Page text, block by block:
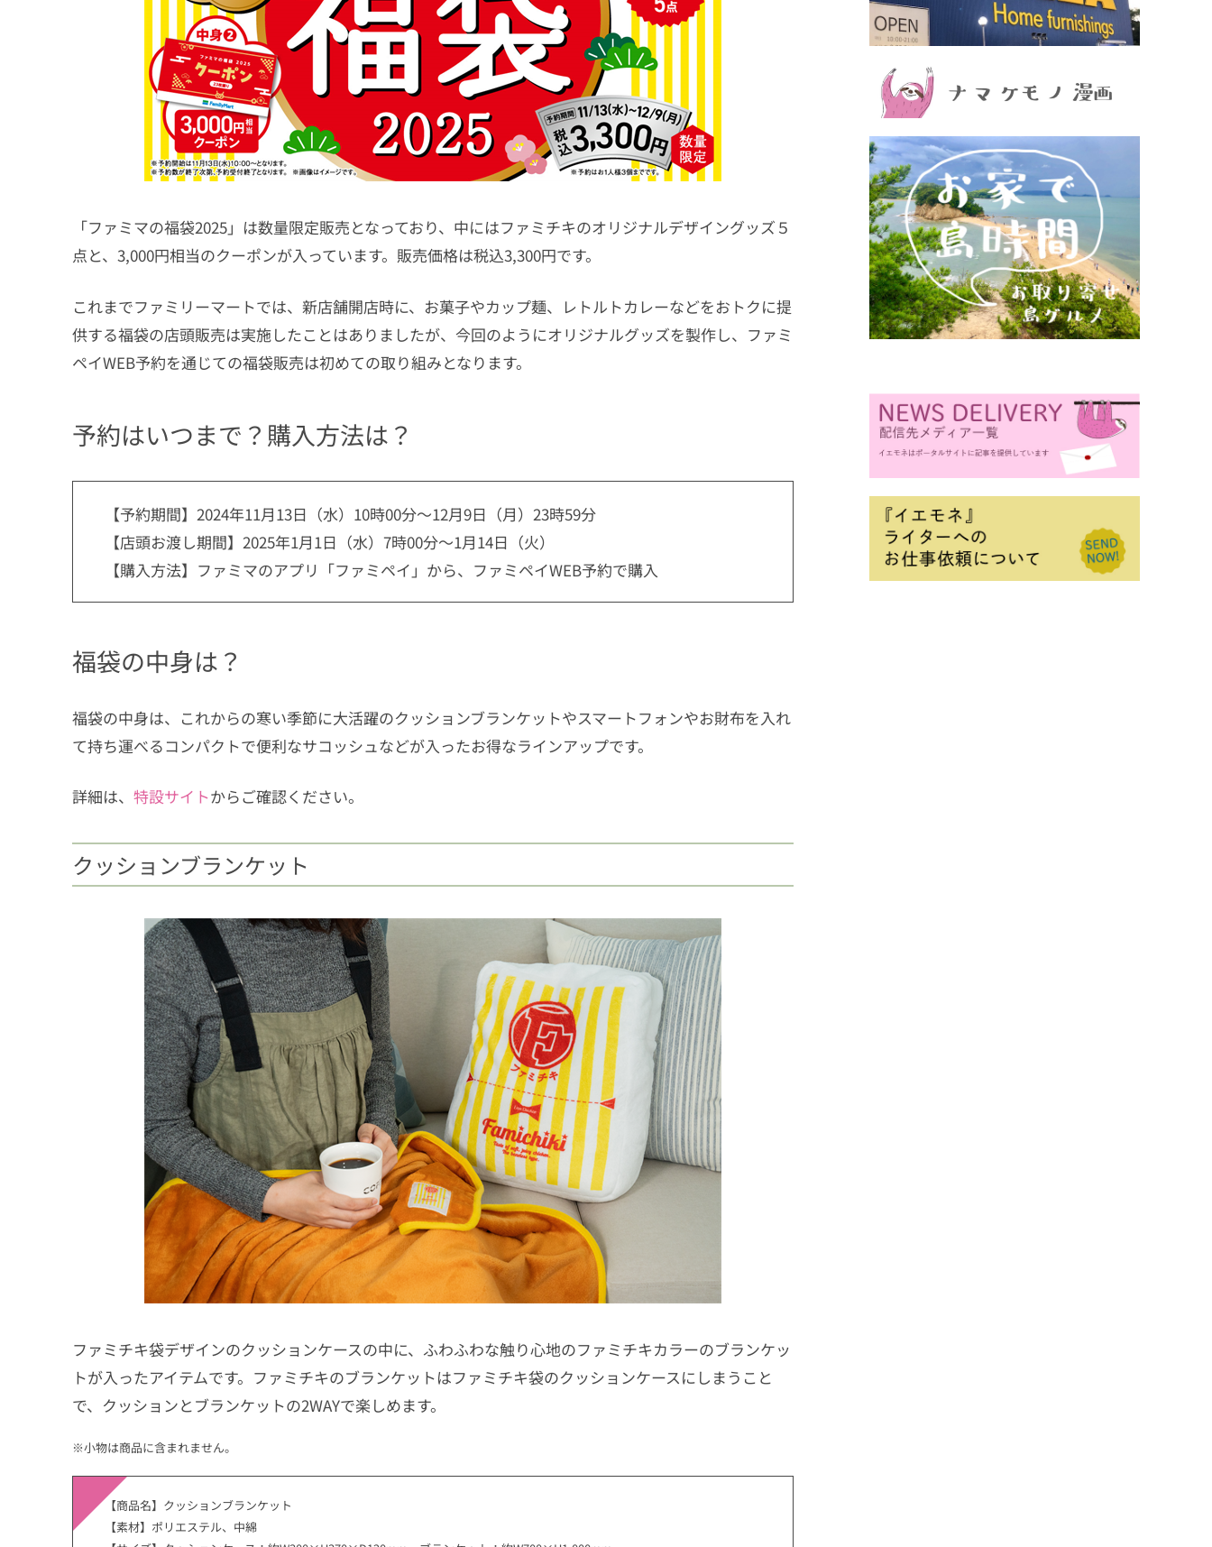
「ファミマの福袋2025」は数量限定販売となっており、中にはファミチキのオリジナルデザイングッズ５
点と、3,000円相当のクーポンが入っています。販売価格は税込3,300円です。
これまでファミリーマートでは、新店舗開店時に、お菓子やカップ麺、レトルトカレーなどをおトクに提
供する福袋の店頭販売は実施したことはありましたが、今回のようにオリジナルグッズを製作し、ファミ
ペイWEB予約を通じての福袋販売は初めての取り組みとなります。
予約はいつまで？購入方法は？
【予約期間】2024年11月13日（水）10時00分～12月9日（月）23時59分
【店頭お渡し期間】2025年1月1日（水）7時00分～1月14日（火）
【購入方法】ファミマのアプリ「ファミペイ」から、ファミペイWEB予約で購入
福袋の中身は？
福袋の中身は、これからの寒い季節に大活躍のクッションブランケットやスマートフォンやお財布を入れ
て持ち運べるコンパクトで便利なサコッシュなどが入ったお得なラインアップです。
詳細は、 特設サイトからご確認ください。
クッションブランケット
ファミチキ袋デザインのクッションケースの中に、ふわふわな触り心地のファミチキカラーのブランケッ
トが入ったアイテムです。ファミチキのブランケットはファミチキ袋のクッションケースにしまうこと
で、クッションとブランケットの2WAYで楽しめます。
※小物は商品に含まれません。
【商品名】クッションブランケット
【素材】ポリエステル、中綿